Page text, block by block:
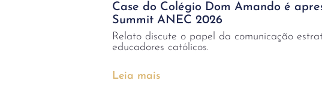
Case do Colégio Dom Amando é
Summit ANEC 2026
Relato discute o papel da comunicação
educadores católicos.
Leia mais